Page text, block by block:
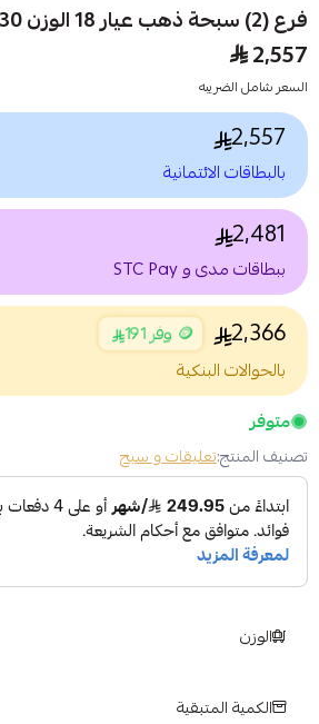
فرع (2) سبحة ذهب عيار 18 الوزن 3.30 جرام
2,557
السعر شامل الضريبه
2,557
بالبطاقات الائتمانية
2,481
ببطاقات مدى و STC Pay
2,366 🪙 وفر 191
بالحوالات البنكية
متوفر
تصنيف المنتج:تعليقات و سبح
الوزن
الكمية المتبقية